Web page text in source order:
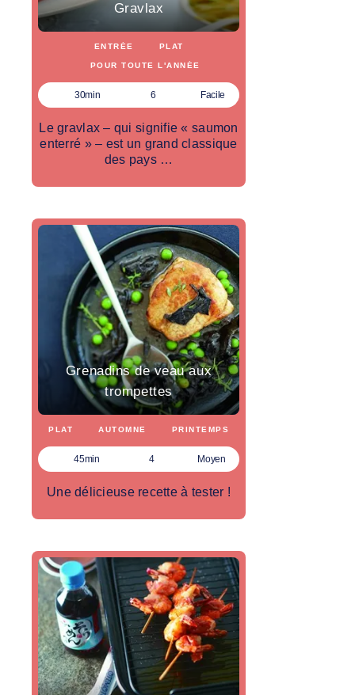
Gravlax
ENTRÉE PLAT
POUR TOUTE L'ANNÉE
30min 6 Facile
Le gravlax – qui signifie « saumon
enterré » – est un grand classique
des pays …
Grenadins de veau aux
trompettes
PLAT AUTOMNE PRINTEMPS
45min 4 Moyen
Une délicieuse recette à tester !